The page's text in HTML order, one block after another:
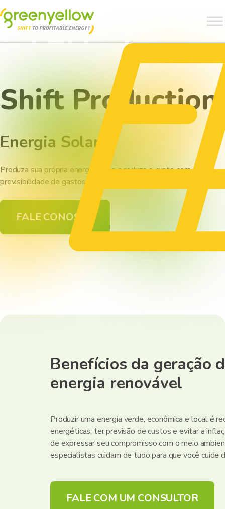
Shift Production
Energia Solar
Produza sua própria energia limpa e reduza o custo com
previsibilidade de gastos.
FALE CONOSCO
Benefícios da geração
energia renovável
Produzir uma energia verde, econômica e local é
energéticas, ter previsão de custos e evitar a
de expressar seu compromisso com o meio
especialistas cuidam de tudo para que você cuide
FALE COM UM CONSULTOR
performance da usina.
seu negócio.